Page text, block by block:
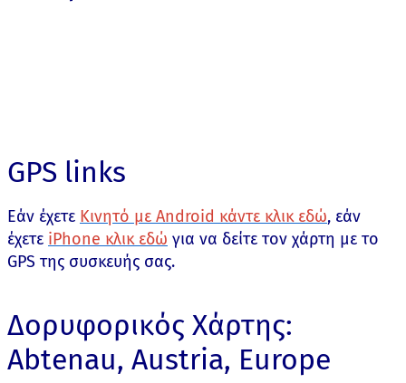
GPS links
Εάν έχετε Κινητό με Android κάντε κλικ εδώ, εάν
έχετε iPhone κλικ εδώ για να δείτε τον χάρτη με το
GPS της συσκευής σας.
Δορυφορικός Χάρτης:
Abtenau, Austria, Europe